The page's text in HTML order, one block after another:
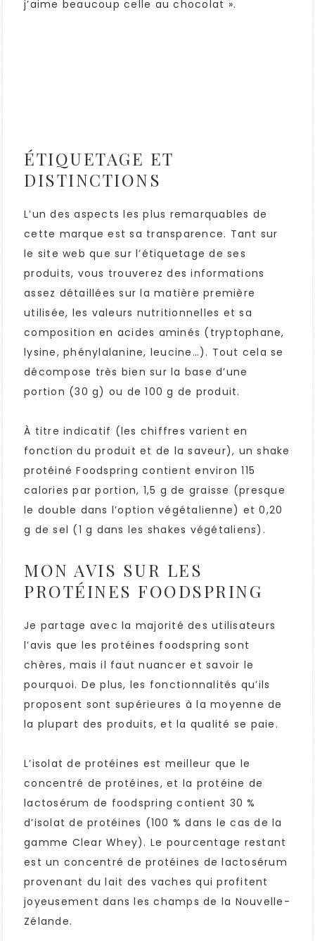
j’aime beaucoup celle au chocolat ».
ÉTIQUETAGE ET
DISTINCTIONS
L’un des aspects les plus remarquables de
cette marque est sa transparence. Tant sur
le site web que sur l’étiquetage de ses
produits, vous trouverez des informations
assez détaillées sur la matière première
utilisée, les valeurs nutritionnelles et sa
composition en acides aminés (tryptophane,
lysine, phénylalanine, leucine…). Tout cela se
décompose très bien sur la base d’une
portion (30 g) ou de 100 g de produit.
À titre indicatif (les chiffres varient en
fonction du produit et de la saveur), un shake
protéiné Foodspring contient environ 115
calories par portion, 1,5 g de graisse (presque
le double dans l’option végétalienne) et 0,20
g de sel (1 g dans les shakes végétaliens).
MON AVIS SUR LES
PROTÉINES FOODSPRING
Je partage avec la majorité des utilisateurs
l’avis que les protéines foodspring sont
chères, mais il faut nuancer et savoir le
pourquoi. De plus, les fonctionnalités qu’ils
proposent sont supérieures à la moyenne de
la plupart des produits, et la qualité se paie.
L’isolat de protéines est meilleur que le
concentré de protéines, et la protéine de
lactosérum de foodspring contient 30 %
d’isolat de protéines (100 % dans le cas de la
gamme Clear Whey). Le pourcentage restant
est un concentré de protéines de lactosérum
provenant du lait des vaches qui profitent
joyeusement dans les champs de la Nouvelle-
Zélande.